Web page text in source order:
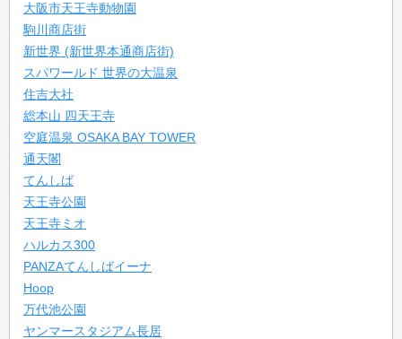
大阪市天王寺動物園
駒川商店街
新世界 (新世界本通商店街)
スパワールド 世界の大温泉
住吉大社
総本山 四天王寺
空庭温泉 OSAKA BAY TOWER
通天閣
てんしば
天王寺公園
天王寺ミオ
ハルカス300
PANZAてんしばイーナ
Hoop
万代池公園
ヤンマースタジアム長居